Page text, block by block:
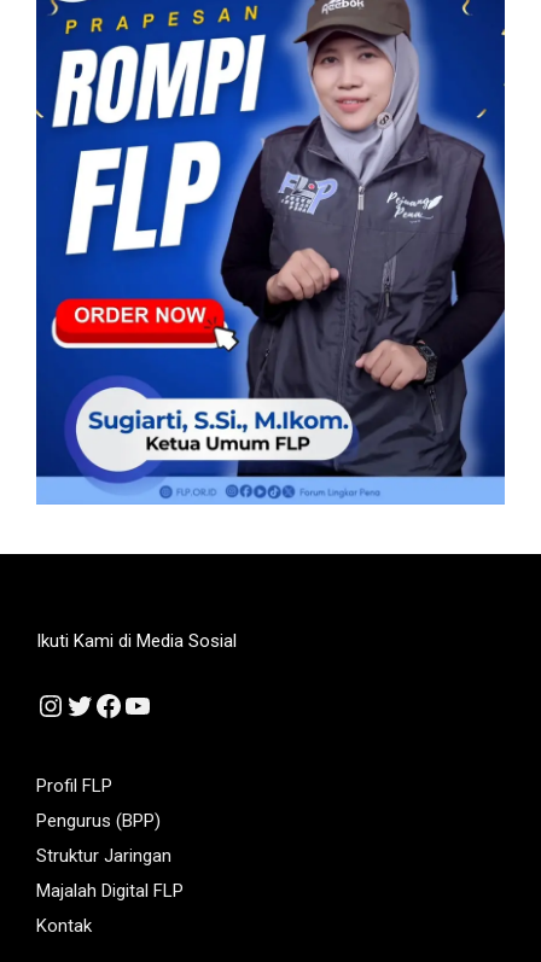
Ikuti Kami di Media Sosial
Instagram
Twitter
Facebook
YouTube
Profil FLP
Pengurus (BPP)
Struktur Jaringan
Majalah Digital FLP
Kontak